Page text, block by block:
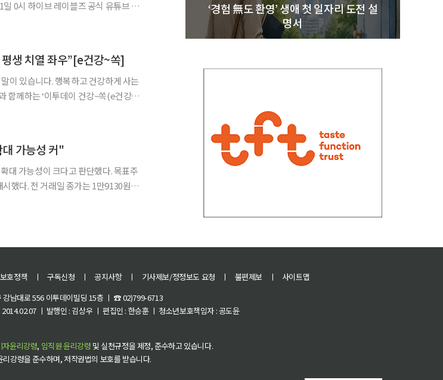
생 치열 좌우”[e건강~쏙]
이 있습니다. 행복하고 건강하게 사는
함께하는 ‘이투데이 건강~쏙(e건강~
가능성 커"
대 가능성이 크다고 판단했다. 목표주
했다. 전 거래일 종가는 1만9130원이
‘경험 無도 환영’ 생애 첫 일자리 도전 설
명서
호정책 ㅣ 구독신청 ㅣ 공지사항 ㅣ 기사제보/정정보도 요청 ㅣ 불편제보 ㅣ
사이트맵
강남대로 556 이투데이빌딩 15층 ㅣ ☎ 02)799-6713
ㅣ 발행인 : 김상우 ㅣ 편집인 : 한승훈 ㅣ 청소년보호책임자 : 공도윤
자윤리강령, 임직원 윤리강령 및 실천규정을 제정, 준수하고 있습니다.
강령을 준수하며, 저작권법의 보호를 받습니다.